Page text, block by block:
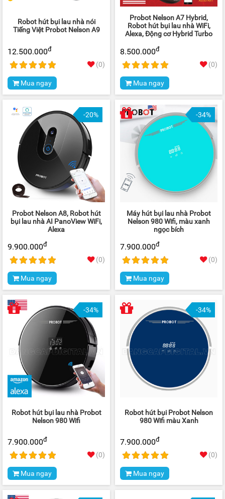
Robot hút bụi lau nhà nói
Tiếng Việt Probot Nelson A9
12.500.000đ
(0)
Mua ngay
Probot Nelson A7 Hybrid,
Robot hút bụi lau nhà WiFi,
Alexa, Động cơ Hybrid Turbo
8.500.000đ
(0)
Mua ngay
-20%
Probot Nelson A8, Robot hút
bụi lau nhà AI PanoView WiFi,
Alexa
9.900.000đ
(0)
Mua ngay
-34%
Máy hút bụi lau nhà Probot
Nelson 980 Wifi, màu xanh
ngọc bích
7.900.000đ
(0)
Mua ngay
-34%
Robot hút bụi lau nhà Probot
Nelson 980 Wifi
7.900.000đ
(0)
Mua ngay
-34%
Robot hút bụi Probot Nelson
980 Wifi màu Xanh
7.900.000đ
(0)
Mua ngay